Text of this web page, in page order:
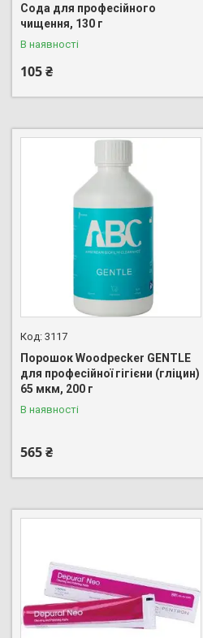
Сода для професійного
чищення, 130 г
В наявності
105 ₴
3117
Порошок Woodpecker GENTLE
для професійної гігієни (гліцин)
65 мкм, 200 г
В наявності
565 ₴